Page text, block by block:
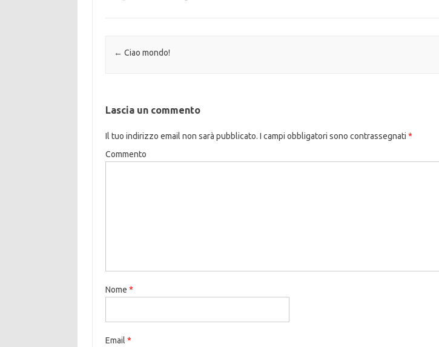
Navigazione articolo
← Ciao mondo!
Lascia un commento
Il tuo indirizzo email non sarà pubblicato. I campi obbligatori sono contrassegnati *
Commento
Nome *
Email *